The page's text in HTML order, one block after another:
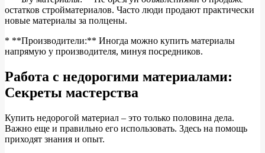
остатков стройматериалов. Часто люди продают практически
новые материалы за полцены.
* **Производители:** Иногда можно купить материалы
напрямую у производителя, минуя посредников.
Работа с недорогими материалами:
Секреты мастерства
Купить недорогой материал – это только половина дела.
Важно еще и правильно его использовать. Здесь на помощь
приходят знания и опыт.